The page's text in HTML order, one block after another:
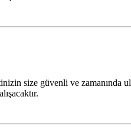
size güvenli ve zamanında